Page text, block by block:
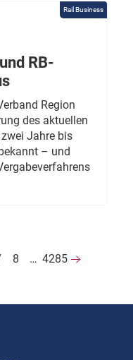
Rail Business
RB-
Region
des aktuellen
Jahre bis
– und
8 … 4285